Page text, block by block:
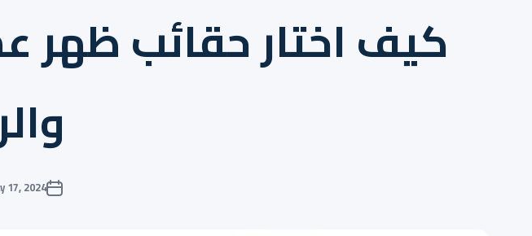
كيف اختار حقائب ظهر
17, 2024